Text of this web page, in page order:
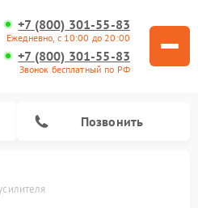
+7 (800) 301-55-83
Ежедневно, с 10:00 до 20:00
+7 (800) 301-55-83
Звонок бесплатный по РФ
Позвонить